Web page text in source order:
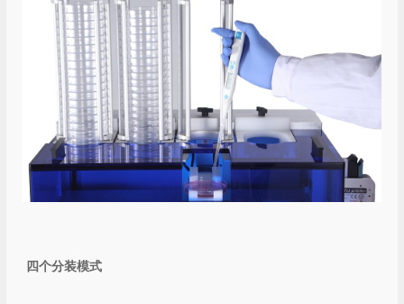
四个分装模式